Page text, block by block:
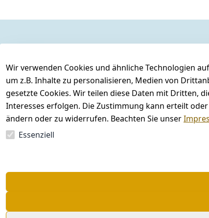
Wir verwenden Cookies und ähnliche Technologien
um z.B. Inhalte zu personalisieren, Medien von
gesetzte Cookies. Wir teilen diese Daten mit Dritten,
Interesses erfolgen. Die Zustimmung kann erteilt
ändern oder zu widerrufen. Beachten Sie unser
Essenziell
AGB
Impressum
Datenschutzerklärung
Barrierefreiheitserklärung
Widerrufsrecht
Kontakt